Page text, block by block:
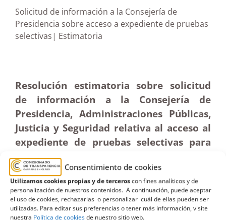
Consentimiento de cookies
Utilizamos cookies propias y de terceroscon fines analíticos y de
personalización de nuestros contenidos. A continuación, puede aceptar
el uso de cookies, rechazarlas o personalizar cuál de ellas pueden ser
utilizadas. Para editar sus preferencias o tener más información, visite
nuestra Política de cookiesde nuestro sitio web.
Solicitud de información a la Consejería de
Presidencia sobre acceso a expediente de pruebas
selectivas| Estimatoria
Resolución estimatoria sobre solicitud
de información a la Consejería de
Presidencia, Administraciones Públicas,
Justicia y Seguridad relativa al acceso al
expediente de pruebas selectivas para
ingresar, por el sistema general de
acceso libre, en el Cuerpo Superior de
Administradores, Escala de
Administradores Generales (01-04-2024)